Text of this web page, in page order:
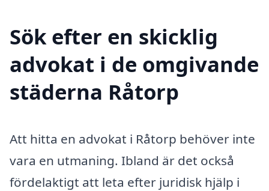
Sök efter en skicklig
advokat i de omgivande
städerna Råtorp
Att hitta en advokat i Råtorp behöver inte
vara en utmaning. Ibland är det också
fördelaktigt att leta efter juridisk hjälp i